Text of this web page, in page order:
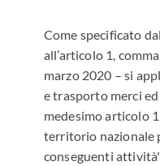
Come specificato
all’articolo 1,
marzo 2020 – si
e trasporto merci
medesimo articolo
territorio nazionale
conseguenti